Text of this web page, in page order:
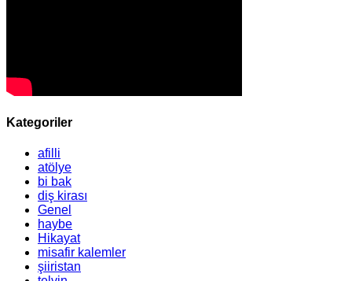
Kategoriler
afilli
atölye
bi bak
diş kirası
Genel
haybe
Hikayat
misafir kalemler
şiiristan